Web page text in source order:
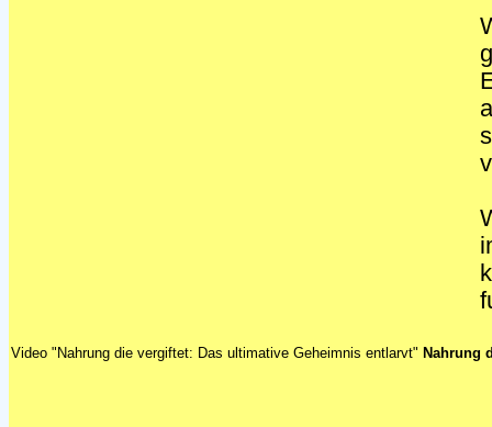
Video "Nahrung die vergiftet: Das ultimative Geheimnis entlarvt" Nahrung